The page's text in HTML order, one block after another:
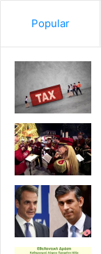
Popular